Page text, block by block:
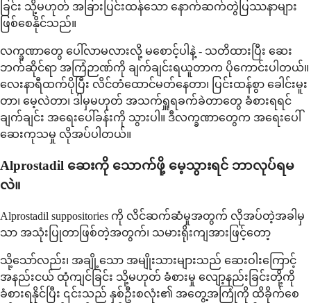
ခြင်း သို့မဟုတ် အခြားပြင်းထန်သော နောက်ဆက်တွဲပြဿနာများ
ဖြစ်စေနိုင်သည်။
လက္ခဏာတွေ ပေါ်လာမလားလို့ မစောင့်ပါနဲ့ - သတိထားပြီး ဆေး
ဘက်ဆိုင်ရာ အကြံဉာဏ်ကို ချက်ချင်းရယူတာက ပိုကောင်းပါတယ်။
လေးနာရီထက်ပိုပြီး လိင်တံထောင်မတ်နေတာ၊ ပြင်းထန်စွာ ခေါင်းမူး
တာ၊ မေ့လဲတာ၊ ဒါမှမဟုတ် အသက်ရှူရခက်ခဲတာတွေ ခံစားရရင်
ချက်ချင်း အရေးပေါ်ခန်းကို သွားပါ။ ဒီလက္ခဏာတွေက အရေးပေါ်
ဆေးကုသမှု လိုအပ်ပါတယ်။
Alprostadil ဆေးကို သောက်ဖို့ မေ့သွားရင် ဘာလုပ်ရမ
လဲ။
Alprostadil suppositories ကို လိင်ဆက်ဆံမှုအတွက် လိုအပ်တဲ့အခါမှ
သာ အသုံးပြုတာဖြစ်တဲ့အတွက်၊ သမားရိုးကျအားဖြင့်တော့
သို့သော်လည်း၊ အချို့သော အမျိုးသားများသည် ဆေးဝါးကြောင့်
အနည်းငယ် ထုံကျင်ခြင်း သို့မဟုတ် ခံစားမှု လျော့နည်းခြင်းတို့ကို
ခံစားရနိုင်ပြီး ၎င်းသည် နှစ်ဦးစလုံး၏ အတွေ့အကြုံကို ထိခိုက်စေ